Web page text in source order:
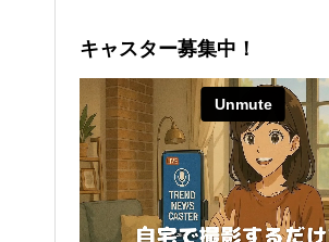
キャスター募集中！